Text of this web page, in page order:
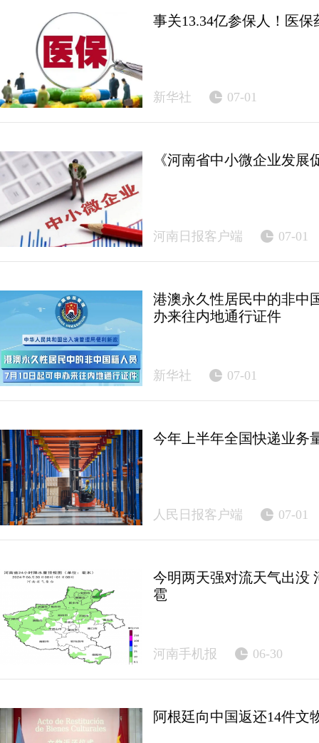
事关13.34亿参保人！医
新华社 07-01
《河南省中小微企业发
河南日报客户端 07-01
港澳永久性居民中的非中
办来往内地通行证件
新华社 07-01
今年上半年全国快递业务
人民日报客户端 07-01
今明两天强对流天气出没
雹
河南手机报 06-30
阿根廷向中国返还14件文